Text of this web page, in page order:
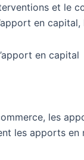
et le
en
en capital
les
les apports